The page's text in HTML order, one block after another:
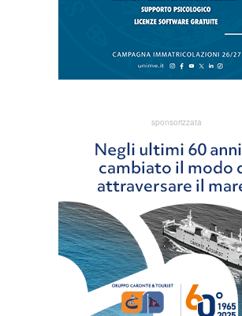
sponsorizzata